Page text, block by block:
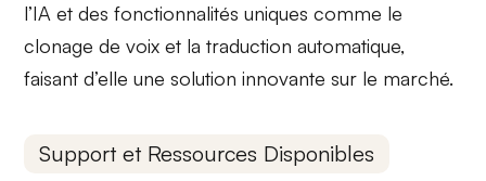
l’IA et des fonctionnalités uniques comme le
clonage de voix et la traduction automatique,
faisant d’elle une solution innovante sur le marché.
Support et Ressources Disponibles